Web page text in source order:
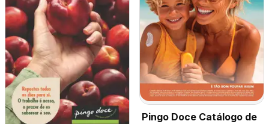
Pingo Doce Catálogo de